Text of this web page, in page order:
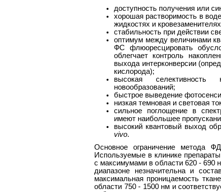
доступность получения или
хорошая растворимость в
жидкостях и
стабильность при действии
оптимум между величинами
ФС флюоресцировать
облегчает контроль
выхода интерконверсии
кислорода);
высокая селективность
новообразований;
быстрое выведение
низкая темновая и световая
сильное поглощение в
имеют наибольшее
высокий квантовый выход
vivo.
Основное ограничение метода
Используемые в клинике
с максимумами в области 620 - 690
диапазоне незначительна и
максимальная проницаемость
области 750 - 1500 нм и